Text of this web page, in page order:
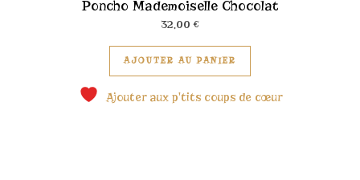
Poncho Mademoiselle Chocolat
32,00 €
AJOUTER AU PANIER
Ajouter aux p'tits coups de cœur